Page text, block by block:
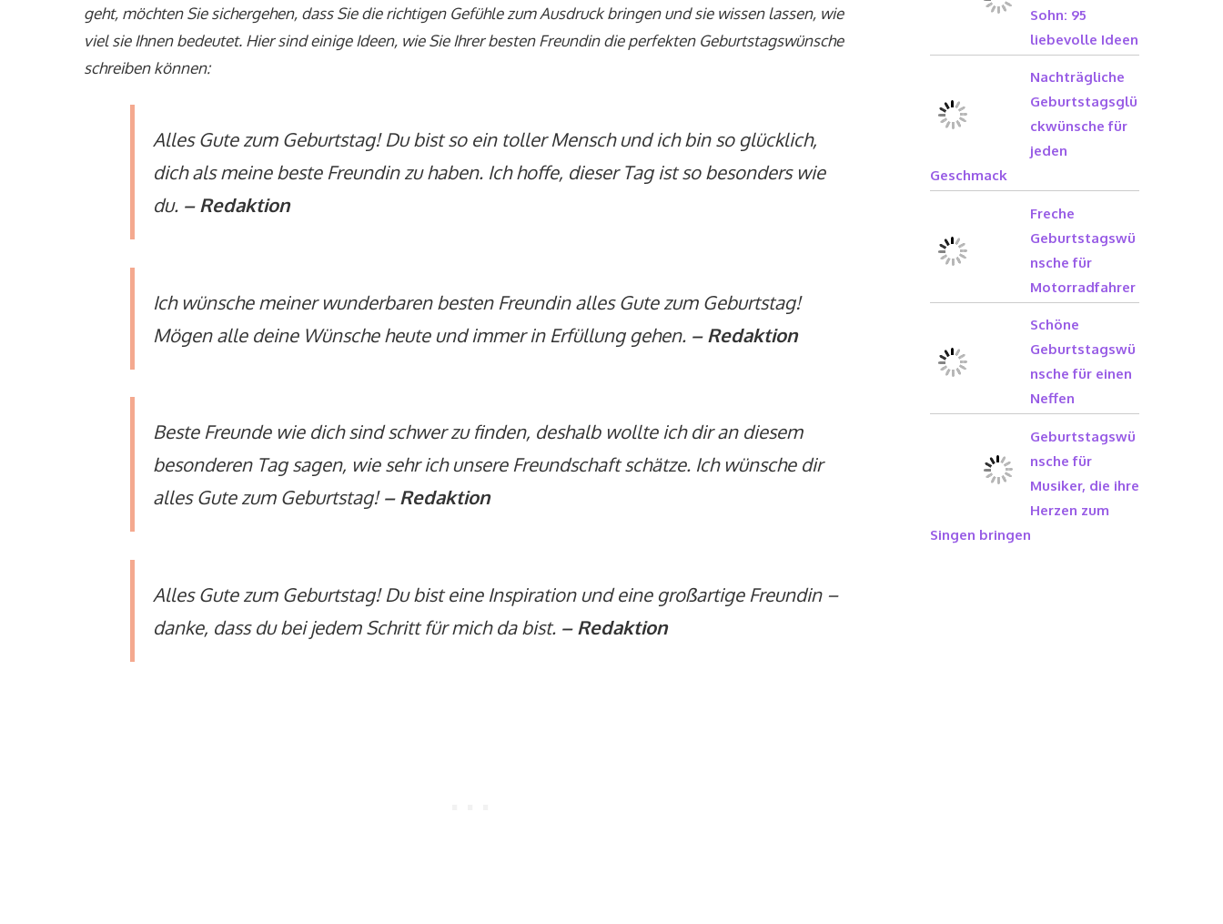
geht, möchten Sie sichergehen, dass Sie die richtigen Gefühle zum Ausdruck bringen und sie wissen lassen, wie
viel sie Ihnen bedeutet. Hier sind einige Ideen, wie Sie Ihrer besten Freundin die perfekten Geburtstagswünsche
schreiben können:
Alles Gute zum Geburtstag! Du bist so ein toller Mensch und ich bin so glücklich,
dich als meine beste Freundin zu haben. Ich hoffe, dieser Tag ist so besonders wie
du. – Redaktion
Ich wünsche meiner wunderbaren besten Freundin alles Gute zum Geburtstag!
Mögen alle deine Wünsche heute und immer in Erfüllung gehen. – Redaktion
Beste Freunde wie dich sind schwer zu finden, deshalb wollte ich dir an diesem
besonderen Tag sagen, wie sehr ich unsere Freundschaft schätze. Ich wünsche dir
alles Gute zum Geburtstag!– Redaktion
Alles Gute zum Geburtstag! Du bist eine Inspiration und eine großartige Freundin –
danke, dass du bei jedem Schritt für mich da bist. – Redaktion
Sohn: 95
liebevolle Ideen
Nachträgliche
Geburtstagsglü
ckwünsche für
jeden
Geschmack
Freche
Geburtstagswü
nsche für
Motorradfahrer
Schöne
Geburtstagswü
nsche für einen
Neffen
Geburtstagswü
nsche für
Musiker, die ihre
Herzen zum
Singen bringen